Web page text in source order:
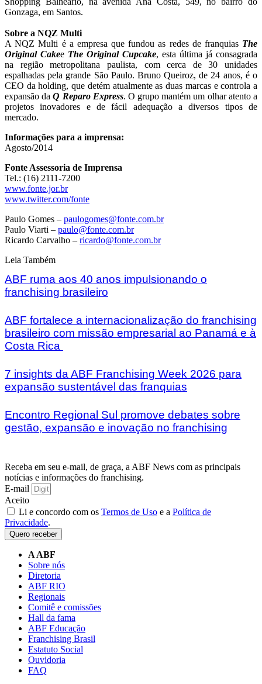
Gonzaga, em Santos.
Sobre a NQZ Multi
A NQZ Multi é a empresa que fundou as redes de franquias The
Original Cakee The Original Cupcake, esta última já consagrada
na região metropolitana paulista, com cerca de 30 unidades
espalhadas pela grande São Paulo. Bruno Queiroz, de 24 anos, é o
CEO da holding, que detém atualmente as duas marcas e controla a
expansão daQ Reparo Express. O grupo mantém um olhar atento a
projetos inovadores e de fácil adequação a diversos tipos de
mercado.
Informações para a imprensa:
Agosto/2014
Fonte Assessoria de Imprensa
Tel.: (16) 2111-7200
www.fonte.jor.br
www.twitter.com/fonte
Paulo Gomes – paulogomes@fonte.com.br
Paulo Viarti – paulo@fonte.com.br
Ricardo Carvalho – ricardo@fonte.com.br
Leia Também
ABF ruma aos 40 anos impulsionando o
franchising brasileiro
ABF fortalece a internacionalização do franchising
brasileiro com missão empresarial ao Panamá e à
Costa Rica
7 insights da ABF Franchising Week 2026 para
expansão sustentável das franquias
Encontro Regional Sul promove debates sobre
gestão, expansão e inovação no franchising
Receba em seu e-mail, de graça, a ABF News com as principais
notícias e informações do franchising.
E-mail
Aceito
Li e concordo com os Termos de Uso e a Política de
Privacidade.
Quero receber
A ABF
Sobre nós
Diretoria
ABF RIO
Regionais
Comitê e comissões
Hall da fama
ABF Educação
Franchising Brasil
Estatuto Social
Ouvidoria
FAQ